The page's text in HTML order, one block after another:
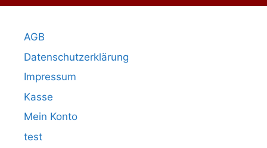
AGB
Datenschutzerklärung
Impressum
Kasse
Mein Konto
test